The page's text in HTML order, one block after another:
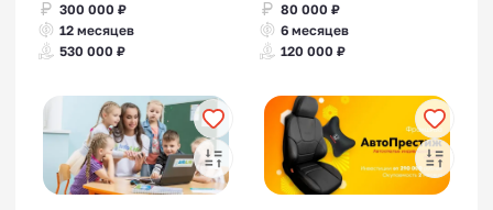
300 000 ₽
12 месяцев
530 000 ₽
80 000 ₽
6 месяцев
120 000 ₽